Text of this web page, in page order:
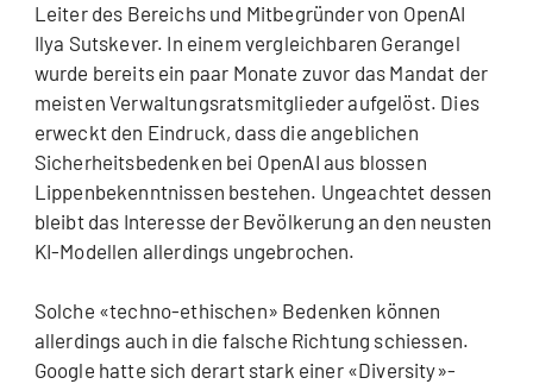
Leiter des Bereichs und Mitbegründer von OpenAI
Ilya Sutskever. In einem vergleichbaren Gerangel
wurde bereits ein paar Monate zuvor das Mandat der
meisten Verwaltungsratsmitglieder aufgelöst. Dies
erweckt den Eindruck, dass die angeblichen
Sicherheitsbedenken bei OpenAI aus blossen
Lippenbekenntnissen bestehen. Ungeachtet dessen
bleibt das Interesse der Bevölkerung an den neusten
KI-Modellen allerdings ungebrochen.
Solche «techno-ethischen» Bedenken können
allerdings auch in die falsche Richtung schiessen.
Google hatte sich derart stark einer «Diversity»-